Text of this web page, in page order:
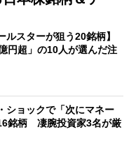
ルスターが狙う20銘柄】
円超」の10人が選んだ注
ショックで「次にマネー
銘柄 凄腕投資家3名が厳